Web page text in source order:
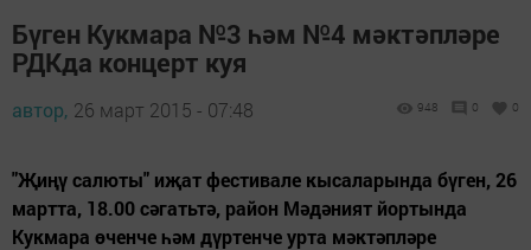
Бүген Кукмара №3 һәм №4 мәктәпләре
РДКда концерт куя
автор, 26 март 2015 - 07:48 948 0 0
"Җиңү салюты" иҗат фестивале кысаларында бүген, 26
мартта, 18.00 сәгатьтә, район Мәдәният йортында
Кукмара өченче һәм дүртенче урта мәктәпләре